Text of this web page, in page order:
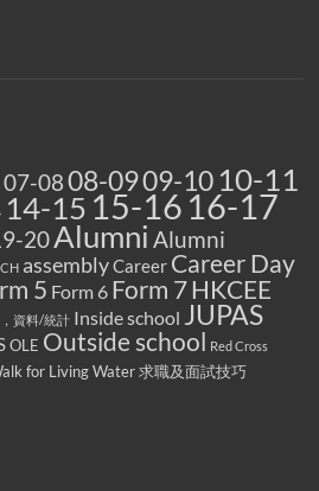
07-0808-0909-10 10-11
14-15 15-16 16-17
20Alumni Alumni
assemblyCareer Career Day
5 Form 6 Form 7HKCEE
資料/統計 Inside school JUPAS
OLE Outside school
Red Cross
for Living Water 求職及面試技巧